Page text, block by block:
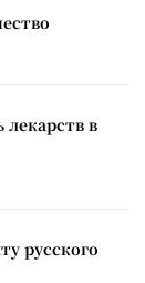
в
русского